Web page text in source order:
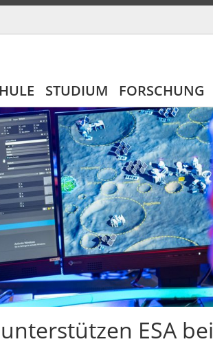
STUDIUM FORSCHUNG
ESA bei